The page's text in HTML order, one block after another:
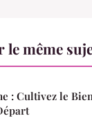
même
: Cultivez le